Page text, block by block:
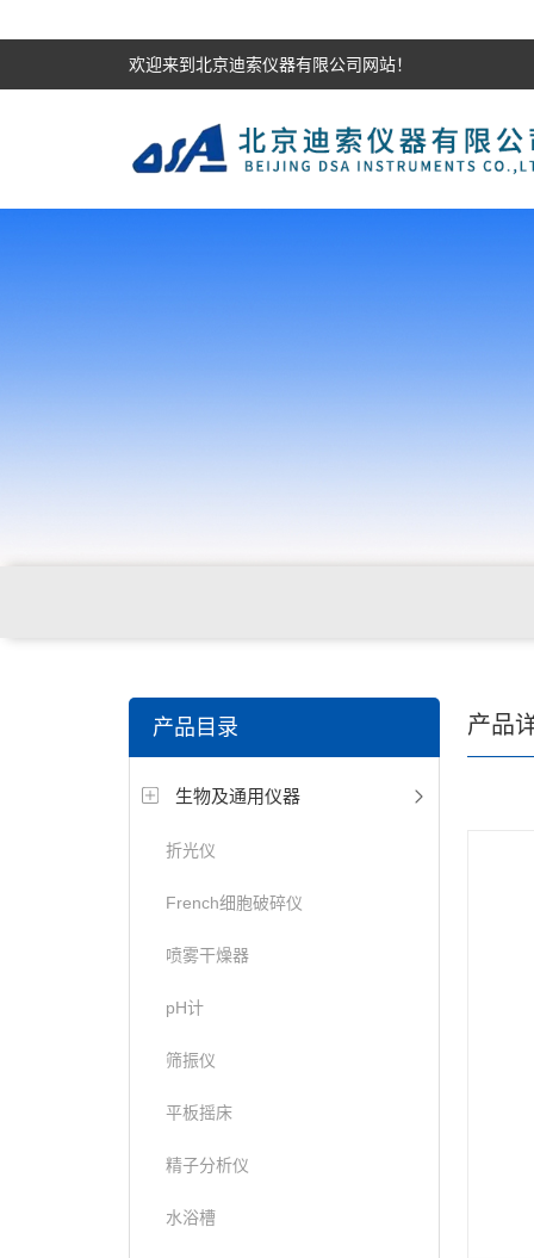
欢迎来到北京迪索仪器有限公司网站！
产品目录
生物及通用仪器
折光仪
French细胞破碎仪
喷雾干燥器
pH计
筛振仪
平板摇床
精子分析仪
水浴槽
产品